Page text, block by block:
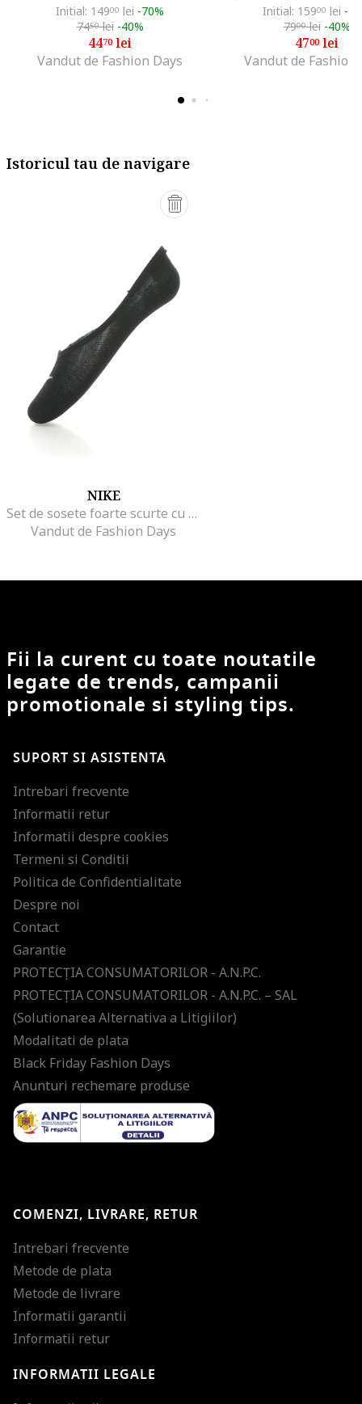
Initial: 14900 lei -70%
7450lei -40%
4470lei
Vandut de Fashion Days
Initial: 15900 lei -
7900lei -40%
4700lei
Vandut de Fashion
Istoricul tau de navigare
NIKE
Set de sosete foarte scurte cu logo, pentru alergare - 3 perechi, Negru
Vandut de Fashion Days
Fii la curent cu toate noutatile
legate de trends, campanii
promotionale si styling tips.
SUPORT SI ASISTENTA
Intrebari frecvente
Informatii retur
Informatii despre cookies
Termeni si Conditii
Politica de Confidentialitate
Despre noi
Contact
Garantie
PROTECŢIA CONSUMATORILOR - A.N.P.C.
PROTECŢIA CONSUMATORILOR - A.N.P.C. – SAL
(Solutionarea Alternativa a Litigiilor)
Modalitati de plata
Black Friday Fashion Days
Anunturi rechemare produse
COMENZI, LIVRARE, RETUR
Intrebari frecvente
Metode de plata
Metode de livrare
Informatii garantii
Informatii retur
INFORMATII LEGALE